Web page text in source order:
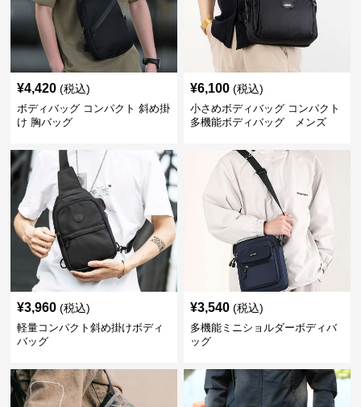
¥4,420 (税込)
ボディバッグ コンパクト 斜め掛
け 胸バッグ
¥6,100 (税込)
小さめボディバッグ コンパクト
多機能ボディバッグ メンズ
¥3,960 (税込)
軽量コンパクト斜め掛けボディ
バッグ
¥3,540 (税込)
多機能ミニショルダーボディバ
ッグ